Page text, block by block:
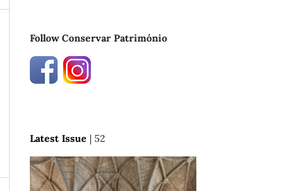
Follow Conservar Património
Latest Issue | 52